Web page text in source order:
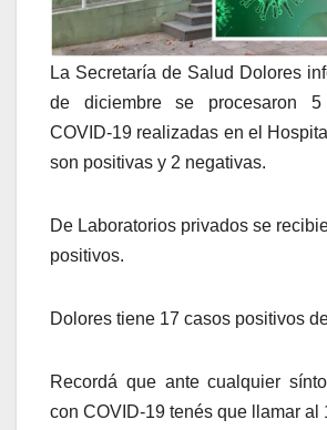
La Secretaría de Salud Dolores
de diciembre se procesaron 5
COVID-19 realizadas en el
son positivas y 2 negativas.
De Laboratorios privados se
positivos.
Dolores tiene 17 casos positivos
Recordá que ante cualquier
con COVID-19 tenés que llamar al